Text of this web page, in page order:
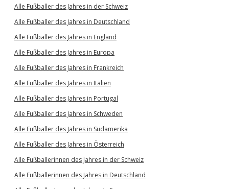
Alle Fußballer des Jahres in der Schweiz
Alle Fußballer des Jahres in Deutschland
Alle Fußballer des Jahres in England
Alle Fußballer des Jahres in Europa
Alle Fußballer des Jahres in Frankreich
Alle Fußballer des Jahres in Italien
Alle Fußballer des Jahres in Portugal
Alle Fußballer des Jahres in Schweden
Alle Fußballer des Jahres in Südamerika
Alle Fußballer des Jahres in Österreich
Alle Fußballerinnen des Jahres in der Schweiz
Alle Fußballerinnen des Jahres in Deutschland